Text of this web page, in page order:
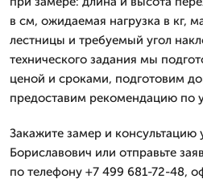
в см, ожидаемая нагрузка в кг,
лестницы и требуемый угол
технического задания мы
ценой и сроками, подготовим
предоставим рекомендацию по
Закажите замер и консультацию
Бориславович или отправьте
по телефону +7 499 681-72-48,